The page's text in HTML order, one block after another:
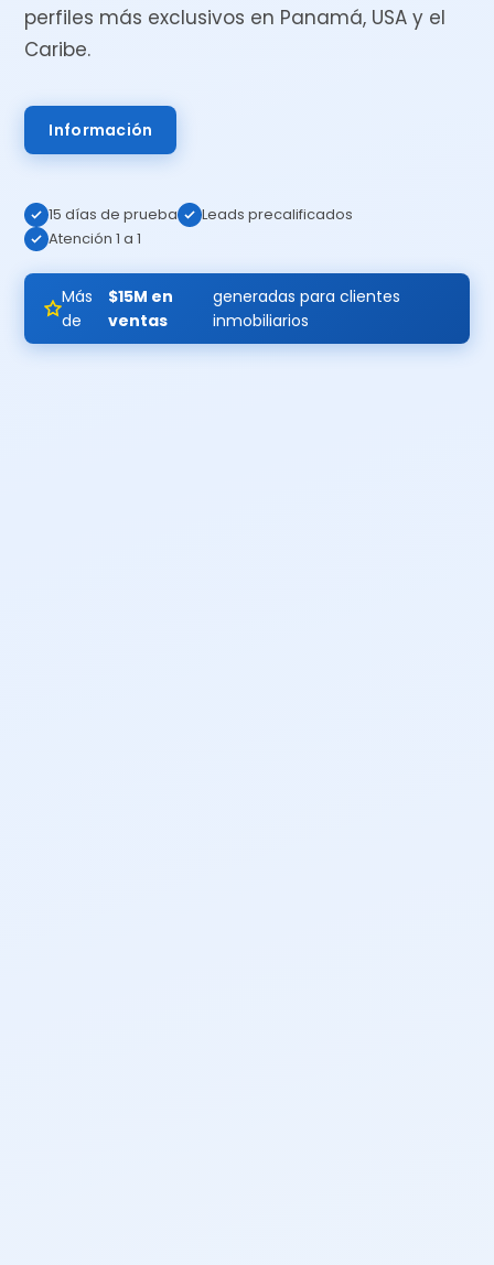
perfiles más exclusivos en Panamá, USA y el
Caribe.
Información
15 días de prueba
Leads precalificados
Atención 1 a 1
Más
de
$15M en
ventas
generadas para clientes
inmobiliarios